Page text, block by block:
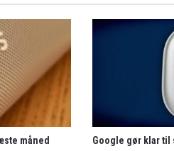
måned Google gør klar til